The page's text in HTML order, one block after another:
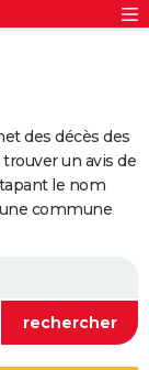
des décès des
un avis de
le nom
commune